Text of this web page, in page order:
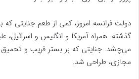
دولت فرانسه امروز، کمی از طعم جنایتی که
گذشته- همراه آمریکا و انگلیس و اسرائیل،
می‌چشد. جنایتی که بر بستر فریب و
مجازی، طراحی شد.